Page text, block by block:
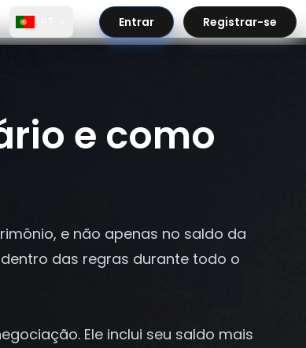
Entrar Registrar-se
e como
e não apenas no saldo da
das regras durante todo o
Ele inclui seu saldo mais